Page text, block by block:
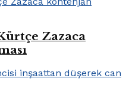
Zazaca